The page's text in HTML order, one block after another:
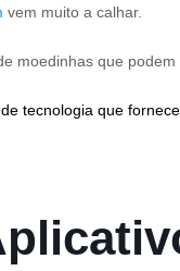
vem muito a calhar.
moedinhas que
tecnologia que